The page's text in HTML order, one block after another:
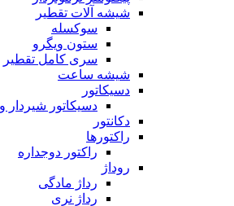
شیشه آلات تقطیر
سوکسله
ستون ویگرو
سری کامل تقطیر
شیشه ساعت
دسیکاتور
دسیکاتور شیردار
دکانتور
راکتورها
راکتور دوجداره
روداژ
رداژ مادگی
رداژ نری